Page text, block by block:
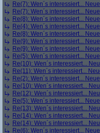
Re(7): Wen´s interessiert...
Re(7): Wen´s interessiert...
Re(8): Wen´s interessiert...
Re(4): Wen´s interessiert...
Re(8): Wen´s interessiert...
Re(9): Wen´s interessiert...
Re(9): Wen´s interessiert...
Re(5): Wen´s interessiert...
Re(10): Wen´s interessiert...
Re(11): Wen´s interessiert...
Re(2): Wen´s interessiert...
Re(10): Wen´s interessiert...
Re(12): Wen´s interessiert...
Re(5): Wen´s interessiert...
Re(13): Wen´s interessiert...
Re(14): Wen´s interessiert...
Re(14): Wen´s interessiert...
Re(6): Wen´s interessiert...